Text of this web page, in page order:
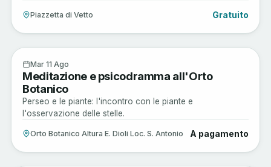
Piazzetta di Vetto Gratuito
Sagre e Tradizioni
Mar 11 Ago
Meditazione e psicodramma all'Orto
Botanico
Perseo e le piante: l'incontro con le piante e
l'osservazione delle stelle.
Orto Botanico Altura E. Dioli Loc. S. Antonio A pagamento